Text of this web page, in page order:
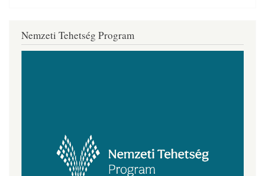
Nemzeti Tehetség Program